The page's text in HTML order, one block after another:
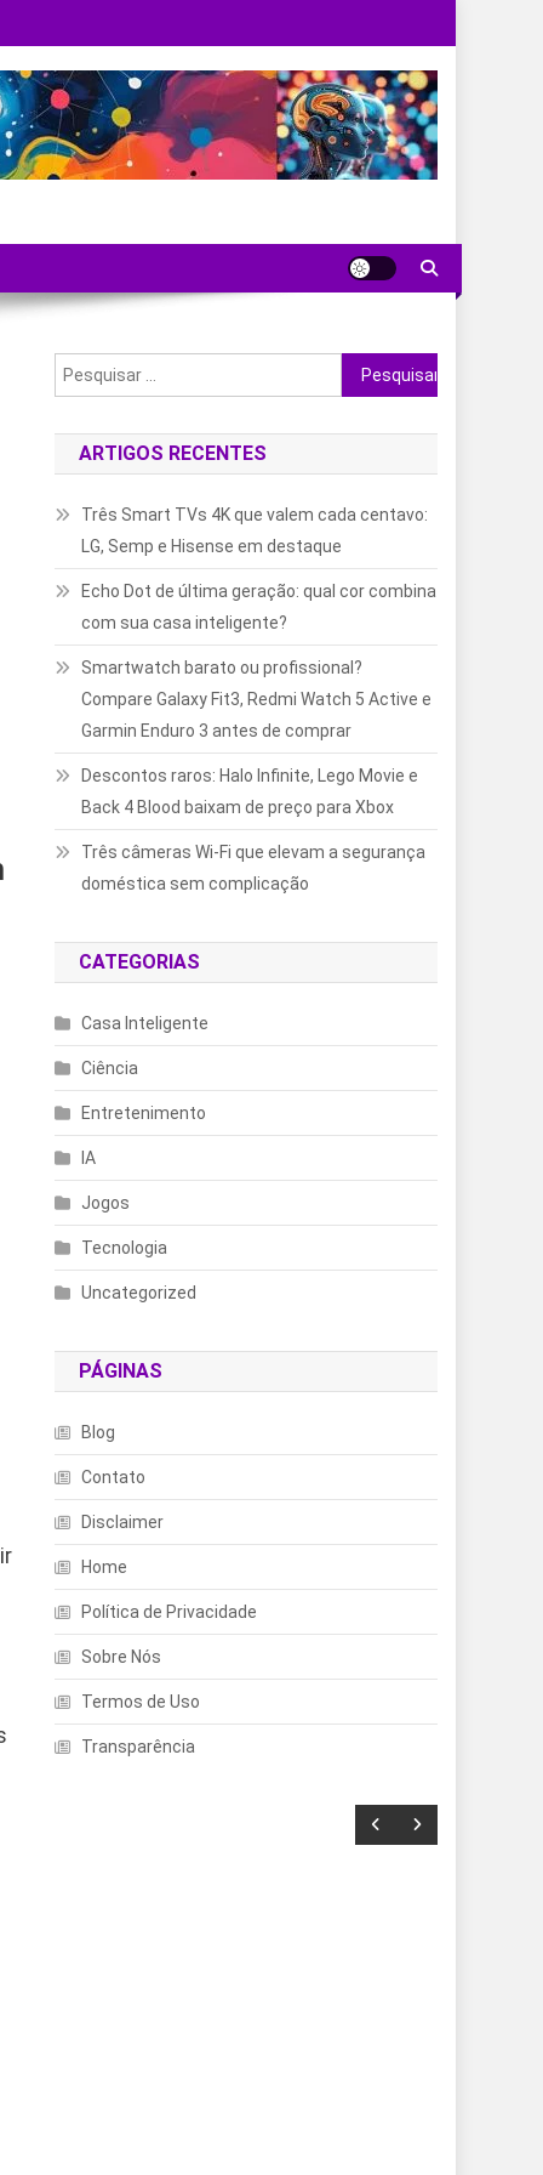
Pesquisar
por:
ARTIGOS RECENTES
Três Smart TVs 4K que valem cada centavo:
LG, Semp e Hisense em destaque
Echo Dot de última geração: qual cor combina
com sua casa inteligente?
Smartwatch barato ou profissional?
Compare Galaxy Fit3, Redmi Watch 5 Active e
Garmin Enduro 3 antes de comprar
Descontos raros: Halo Infinite, Lego Movie e
Back 4 Blood baixam de preço para Xbox
Três câmeras Wi-Fi que elevam a segurança
doméstica sem complicação
CATEGORIAS
Casa Inteligente
Ciência
Entretenimento
IA
Jogos
Tecnologia
Uncategorized
PÁGINAS
Blog
Contato
Disclaimer
Home
Política de Privacidade
Sobre Nós
Termos de Uso
Transparência